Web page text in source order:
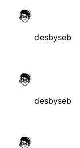
desbyseb
desbyseb